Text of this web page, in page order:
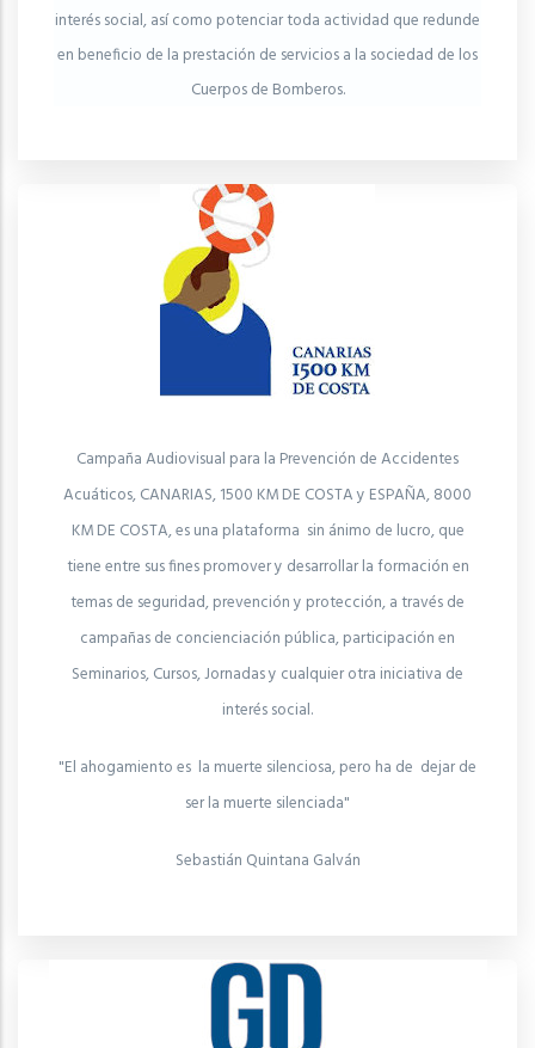
interés social, así como potenciar toda actividad que redunde
en beneficio de la prestación de servicios a la sociedad de los
Cuerpos de Bomberos.
Campaña Audiovisual para la Prevención de Accidentes
Acuáticos, CANARIAS, 1500 KM DE COSTA y ESPAÑA, 8000
KM DE COSTA, es una plataforma sin ánimo de lucro, que
tiene entre sus fines promover y desarrollar la formación en
temas de seguridad, prevención y protección, a través de
campañas de concienciación pública, participación en
Seminarios, Cursos, Jornadas y cualquier otra iniciativa de
interés social.
"El ahogamiento es la muerte silenciosa, pero ha de dejar de
ser la muerte silenciada"
Sebastián Quintana Galván